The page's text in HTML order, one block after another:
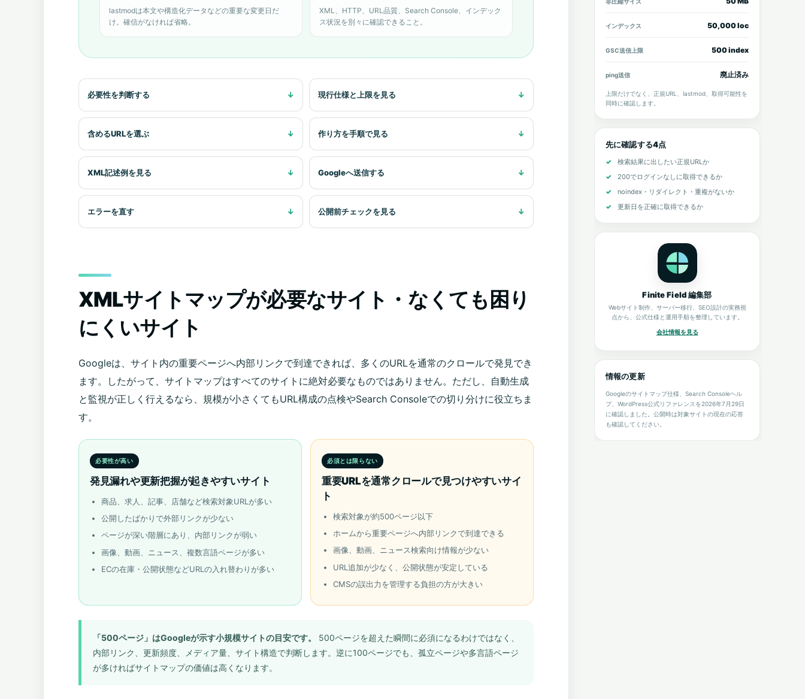
lastmodは本文や構造化データなどの重要な変更日だ
け。確信がなければ省略。
XML、HTTP、URL品質、Search Console、インデック
ス状況を別々に確認できること。
必要性を判断する 現行仕様と上限を見る
含めるURLを選ぶ 作り方を手順で見る
XML記述例を見る Googleへ送信する
エラーを直す 公開前チェックを見る
XMLサイトマップが必要なサイト・なくても困り
にくいサイト
Googleは、サイト内の重要ページへ内部リンクで到達できれば、多くのURLを通常のクロールで発見でき
ます。したがって、サイトマップはすべてのサイトに絶対必要なものではありません。ただし、自動生成
と監視が正しく行えるなら、規模が小さくてもURL構成の点検やSearch Consoleでの切り分けに役立ちま
す。
必要性が高い
発見漏れや更新把握が起きやすいサイト
商品、求人、記事、店舗など検索対象URLが多い
公開したばかりで外部リンクが少ない
ページが深い階層にあり、内部リンクが弱い
画像、動画、ニュース、複数言語ページが多い
ECの在庫・公開状態などURLの入れ替わりが多い
必須とは限らない
重要URLを通常クロールで見つけやすいサイ
ト
検索対象が約500ページ以下
ホームから重要ページへ内部リンクで到達できる
画像、動画、ニュース検索向け情報が少ない
URL追加が少なく、公開状態が安定している
CMSの誤出力を管理する負担の方が大きい
「500ページ」はGoogleが示す小規模サイトの目安です。
500ページを超えた瞬間に必須になるわけではなく、
内部リンク、更新頻度、メディア量、サイト構造で判断します。逆に100ページでも、孤立ページや多言語ページ
が多ければサイトマップの価値は高くなります。
インデックス 50,000 loc
GSC送信上限 500 index
ping送信 廃止済み
上限だけでなく、正規URL、lastmod、取得可能性を
同時に確認します。
先に確認する4点
検索結果に出したい正規URLか
200でログインなしに取得できるか
noindex・リダイレクト・重複がないか
更新日を正確に取得できるか
Finite Field 編集部
Webサイト制作、サーバー移行、SEO設計の実務視
点から、公式仕様と運用手順を整理しています。
会社情報を見る
情報の更新
Googleのサイトマップ仕様、Search Consoleヘル
プ、WordPress公式リファレンスを2026年7月29日
に確認しました。公開時は対象サイトの現在の応答
も確認してください。